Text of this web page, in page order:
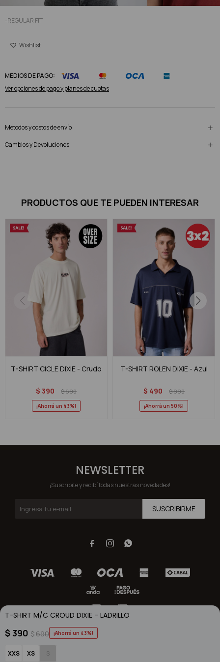
-REGULAR FIT
T-SHIRT M/C CROUD DIXIE - LADRILLO
$390 $690 43
XXS XS S
MEDIOS DE PAGO:
Ver opciones de pago y planes de cuotas
Métodos y costos de envío
Cambios y Devoluciones
PRODUCTOS QUE TE PUEDEN INTERESAR
T-SHIRT CICLE DIXIE - Crudo
$ 390 $690
43
T-SHIRT ROLEN DIXIE - Azul
$ 490 $990
50
NEWSLETTER
¡Suscribite y recibí todas nuestras novedades!
SUSCRIBIRME
  
© Copyright 2026 / Dixie / FORTER S.A Rut 213720560017